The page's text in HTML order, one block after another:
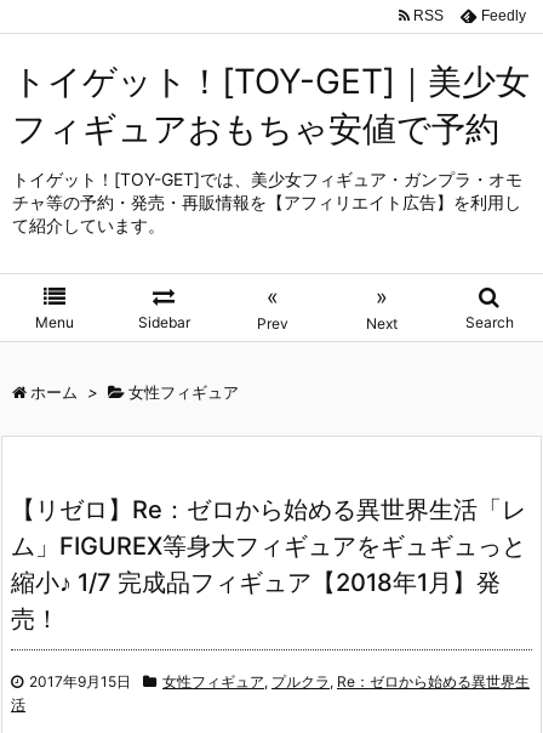
トイゲット！[TOY-GET]｜美少女
フィギュアおもちゃ安値で予約
トイゲット！[TOY-GET]では、美少女フィギュア・ガンプラ・オモ
チャ等の予約・発売・再販情報を【アフィリエイト広告】を利用し
て紹介しています。
Menu Sidebar
«
Prev
»
Next Search
RSS Feedly
ホーム > 女性フィギュア
【リゼロ】Re：ゼロから始める異世界生活「レ
ム」FIGUREX等身大フィギュアをギュギュっと
縮小♪ 1/7 完成品フィギュア【2018年1月】発
売！
2017年9月15日 女性フィギュア, プルクラ , Re：ゼロから始める異世界生
活